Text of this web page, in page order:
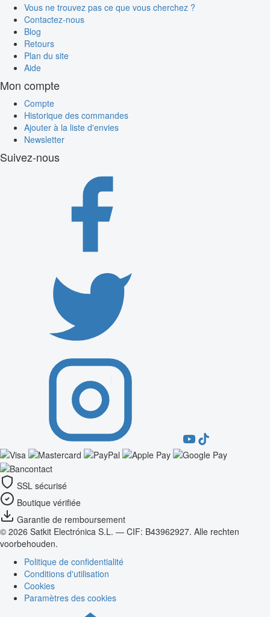
Vous ne trouvez pas ce que vous cherchez ?
Contactez-nous
Blog
Retours
Plan du site
Aide
Mon compte
Compte
Historique des commandes
Ajouter à la liste d'envies
Newsletter
Suivez-nous
SSL sécurisé
Boutique vérifiée
Garantie de remboursement
© 2026 Satkit Electrónica S.L. — CIF: B43962927. Alle rechten
voorbehouden.
Politique de confidentialité
Conditions d'utilisation
Cookies
Paramètres des cookies